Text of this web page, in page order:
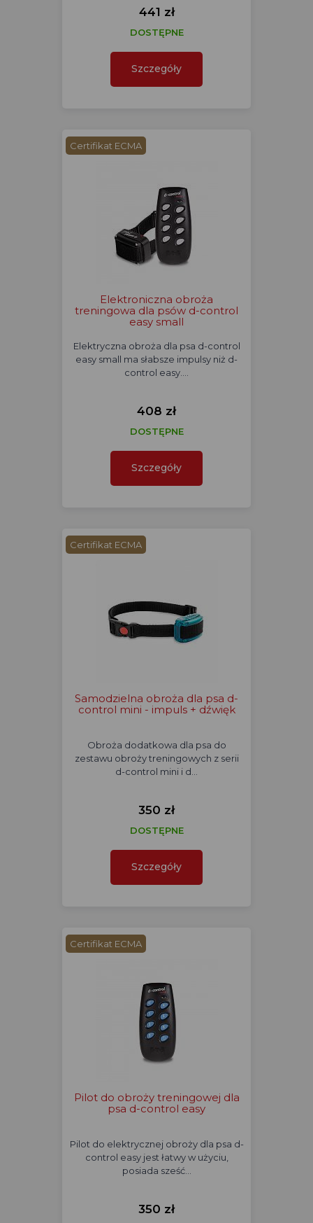
441 zł
DOSTĘPNE
Szczegóły
Certifikat ECMA
Elektroniczna obroża
treningowa dla psów d-control
easy small
Elektryczna obroża dla psa d-control
easy small ma słabsze impulsy niż d-
control easy.…
408 zł
DOSTĘPNE
Szczegóły
Certifikat ECMA
Samodzielna obroża dla psa d-
control mini - impuls + dźwięk
Obroża dodatkowa dla psa do
zestawu obroży treningowych z serii
d-control mini i d…
350 zł
DOSTĘPNE
Szczegóły
Certifikat ECMA
Pilot do obroży treningowej dla
psa d-control easy
Pilot do elektrycznej obroży dla psa d-
control easy jest łatwy w użyciu,
posiada sześć…
350 zł